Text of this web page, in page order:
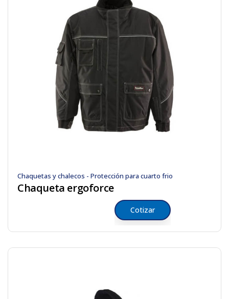
Chaquetas y chalecos - Protección para cuarto frio
Chaqueta ergoforce
Cotizar